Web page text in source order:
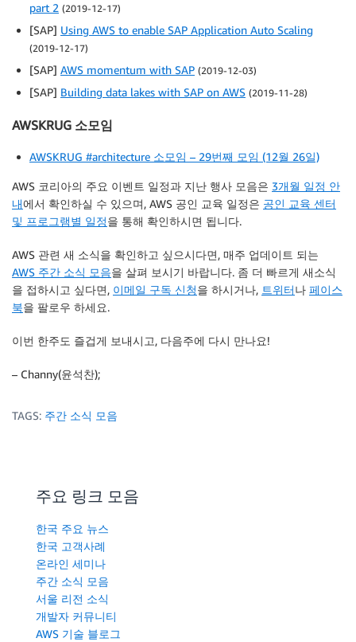
part 2 (2019-12-17)
[SAP] Using AWS to enable SAP Application Auto Scaling
(2019-12-17)
[SAP] AWS momentum with SAP (2019-12-03)
[SAP] Building data lakes with SAP on AWS (2019-11-28)
AWSKRUG 소모임
AWSKRUG #architecture 소모임 – 29번째 모임 (12월 26일)
AWS 코리아의 주요 이벤트 일정과 지난 행사 모음은 3개월 일정 안
내에서 확인하실 수 있으며, AWS 공인 교육 일정은 공인 교육 센터
및 프로그램별 일정을 통해 확인하시면 됩니다.
AWS 관련 새 소식을 확인하고 싶으시다면, 매주 업데이트 되는
AWS 주간 소식 모음을 살펴 보시기 바랍니다. 좀 더 빠르게 새소식
을 접하시고 싶다면, 이메일 구독 신청을 하시거나, 트위터나 페이스
북을 팔로우 하세요.
이번 한주도 즐겁게 보내시고, 다음주에 다시 만나요!
– Channy(윤석찬);
TAGS: 주간 소식 모음
주요 링크 모음
한국 주요 뉴스
한국 고객사례
온라인 세미나
주간 소식 모음
서울 리전 소식
개발자 커뮤니티
AWS 기술 블로그